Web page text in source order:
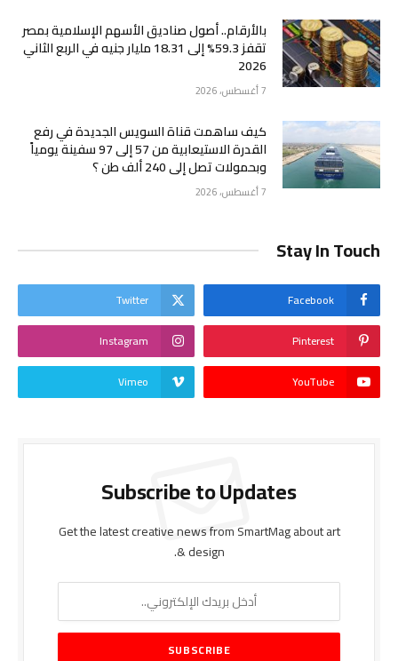
بالأرقام.. أصول صناديق الأسهم الإسلامية بمصر
تقفز 59.3% إلى 18.31 مليار جنيه في الربع الثاني
2026
7 أغسطس، 2026
كيف ساهمت قناة السويس الجديدة في رفع
القدرة الاستيعابية من 57 إلى 97 سفينة يومياً
وبحمولات تصل إلى 240 ألف طن ؟
7 أغسطس، 2026
Stay In Touch
Facebook
Twitter
Pinterest
Instagram
YouTube
Vimeo
Subscribe to Updates
Get the latest creative news from SmartMag about art
& design.